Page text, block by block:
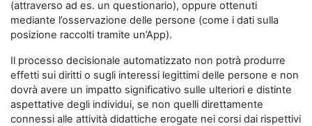
(attraverso ad es. un questionario), oppure ottenuti
mediante l’osservazione delle persone (come i dati sulla
posizione raccolti tramite un’App).
Il processo decisionale automatizzato non potrà produrre
effetti sui diritti o sugli interessi legittimi delle persone e non
dovrà avere un impatto significativo sulle ulteriori e distinte
aspettative degli individui, se non quelli direttamente
connessi alle attività didattiche erogate nei corsi dai rispettivi